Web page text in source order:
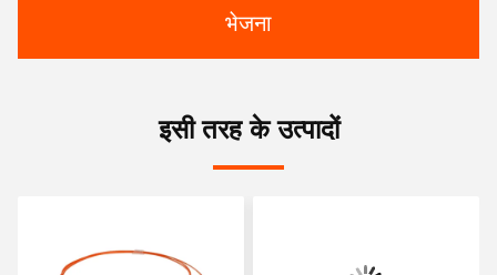
भेजना
इसी तरह के उत्पादों